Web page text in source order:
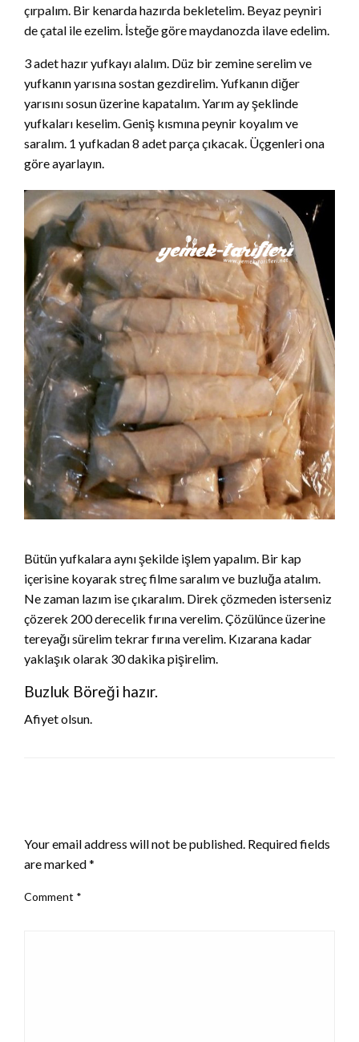
çırpalım. Bir kenarda hazırda bekletelim. Beyaz peyniri
de çatal ile ezelim. İsteğe göre maydanozda ilave edelim.
3 adet hazır yufkayı alalım. Düz bir zemine serelim ve
yufkanın yarısına sostan gezdirelim. Yufkanın diğer
yarısını sosun üzerine kapatalım. Yarım ay şeklinde
yufkaları keselim. Geniş kısmına peynir koyalım ve
saralım. 1 yufkadan 8 adet parça çıkacak. Üçgenleri ona
göre ayarlayın.
Bütün yufkalara aynı şekilde işlem yapalım. Bir kap
içerisine koyarak streç filme saralım ve buzluğa atalım.
Ne zaman lazım ise çıkaralım. Direk çözmeden isterseniz
çözerek 200 derecelik fırına verelim. Çözülünce üzerine
tereyağı sürelim tekrar fırına verelim. Kızarana kadar
yaklaşık olarak 30 dakika pişirelim.
Buzluk Böreği hazır.
Afiyet olsun.
Your email address will not be published. Required fields
are marked*
Comment *